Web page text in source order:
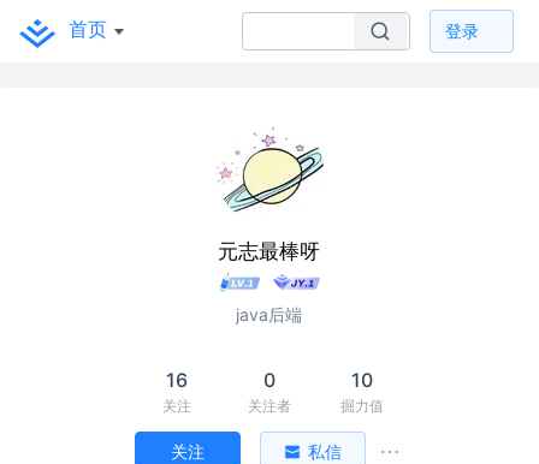
首页 登录
元志最棒呀
java后端
16
关注
0
关注者
10
掘力值
关注 私信